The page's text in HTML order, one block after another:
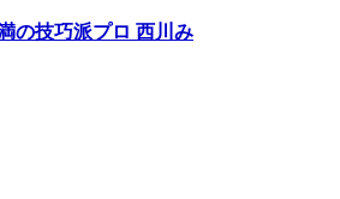
の技巧派プロ 西川み